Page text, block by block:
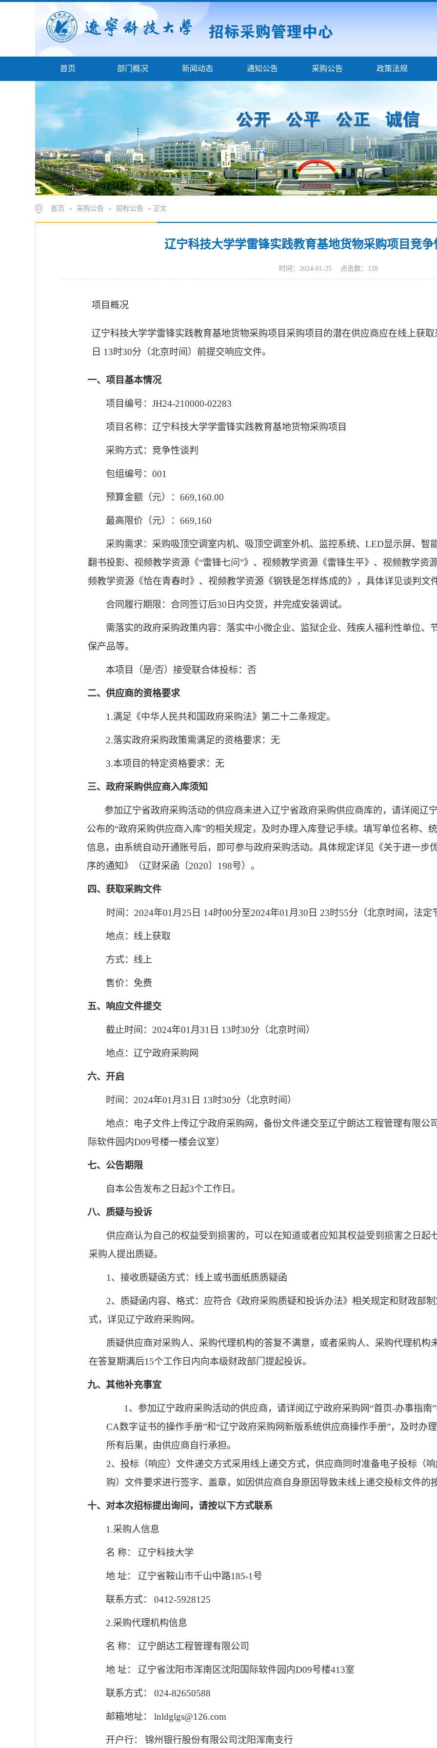
首页 部门概况 新闻动态 通知公告 采购公告 政策法规
首页 » 采购公告 » 招标公告 » 正文
辽宁科技大学学雷锋实践教育基地货物采购项目竞
时间：2024-01-25 点击数： 128
项目概况
辽宁科技大学学雷锋实践教育基地货物采购项目采购项目的潜在供应商应在线上获
日 13时30分（北京时间）前提交响应文件。
一、项目基本情况
项目编号： JH24-210000-02283
项目名称：辽宁科技大学学雷锋实践教育基地货物采购项目
采购方式：竞争性谈判
包组编号： 001
预算金额（元）： 669,160.00
最高限价（元）： 669,160
采购需求：采购吸顶空调室内机、吸顶空调室外机、监控系统、 LED显示屏、智
翻书投影、视频教学资源《“雷锋七问”》、视频教学资源《雷锋生平》、视频教学资
频教学资源《恰在青春时》、视频教学资源《钢铁是怎样炼成的》，具体详见谈判文
合同履行期限：合同签订后30 日内交货，并完成安装调试。
需落实的政府采购政策内容：落实中小微企业、监狱企业、残疾人福利性单位、
保产品等。
本项目（是/否）接受联合体投标：否
二、供应商的资格要求
1.满足《中华人民共和国政府采购法》第二十二条规定。
2.落实政府采购政策需满足的资格要求：无
3.本项目的特定资格要求：无
三、政府采购供应商入库须知
参加辽宁省政府采购活动的供应商未进入辽宁省政府采购供应商库的，请详阅辽
公布的“政府采购供应商入库”的相关规定，及时办理入库登记手续。填写单位名称、
信息，由系统自动开通账号后，即可参与政府采购活动。具体规定详见《关于进一步
序的通知》（辽财采函〔2020〕 198号）。
四、获取采购文件
时间： 2024年01 月 25 日 14时00分至2024年01 月 30 日 23时55分（北京时间，法定
地点：线上获取
方式：线上
售价：免费
五、响应文件提交
截止时间： 2024年01 月 31 日 13时30分（北京时间）
地点：辽宁政府采购网
六、开启
时间： 2024年01 月 31 日 13时30分（北京时间）
地点：电子文件上传辽宁政府采购网，备份文件递交至辽宁朗达工程管理有限公
际软件园内D09号楼一楼会议室）
七、公告期限
自本公告发布之日起3个工作日。
八、质疑与投诉
供应商认为自己的权益受到损害的，可以在知道或者应知其权益受到损害之日起
采购人提出质疑。
1 、接收质疑函方式：线上或书面纸质质疑函
2、质疑函内容、格式：应符合《政府采购质疑和投诉办法》相关规定和财政部
式，详见辽宁政府采购网。
质疑供应商对采购人、采购代理机构的答复不满意，或者采购人、采购代理机构
在答复期满后15个工作日内向本级财政部门提起投诉。
九、其他补充事宜
1 、参加辽宁政府采购活动的供应商，请详阅辽宁政府采购网“首页-办事指南
CA数字证书的操作手册”和“辽宁政府采购网新版系统供应商操作手册”，及时办
所有后果，由供应商自行承担。
2、投标（响应）文件递交方式采用线上递交方式，供应商同时准备电子投标（
购）文件要求进行签字、盖章，如因供应商自身原因导致未线上递交投标文件的
十、对本次招标提出询问，请按以下方式联系
1.采购人信息
名 称： 辽宁科技大学
地 址： 辽宁省鞍山市千山中路185-1 号
联系方式： 0412-5928125
2.采购代理机构信息
名 称： 辽宁朗达工程管理有限公司
地 址： 辽宁省沈阳市浑南区沈阳国际软件园内D09号楼413室
联系方式： 024-82650588
邮箱地址： lnldglgs@126.com
开户行： 锦州银行股份有限公司沈阳浑南支行